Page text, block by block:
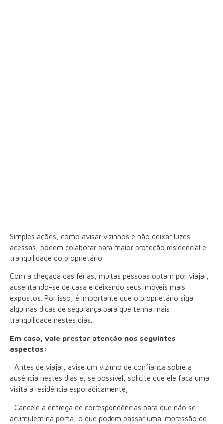
Simples ações, como avisar vizinhos e não deixar luzes
acessas, podem colaborar para maior proteção residencial e
tranquilidade do proprietário
Com a chegada das férias, muitas pessoas optam por viajar,
ausentando-se de casa e deixando seus imóveis mais
expostos. Por isso, é importante que o proprietário siga
algumas dicas de segurança para que tenha mais
tranquilidade nestes dias.
Em casa, vale prestar atenção nos seguintes
aspectos:
· Antes de viajar, avise um vizinho de confiança sobre a
ausência nestes dias e, se possível, solicite que ele faça uma
visita à residência esporadicamente;
· Cancele a entrega de correspondências para que não se
acumulem na porta, o que podem passar uma impressão de